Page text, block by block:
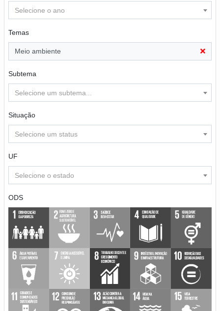
Selecione o ano
Temas
Meio ambiente
Subtema
Selecione um subtema...
Situação
Selecione um status
UF
Selecione o estado
ODS